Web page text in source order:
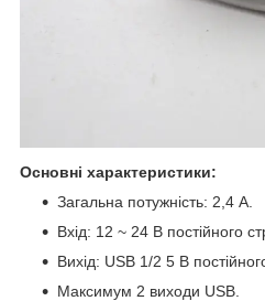
Основні характеристики:
Загальна потужність: 2,4 А.
Вхід: 12 ~ 24 В постійного
Вихід: USB 1/2 5 В
Максимум 2 виходи USB.